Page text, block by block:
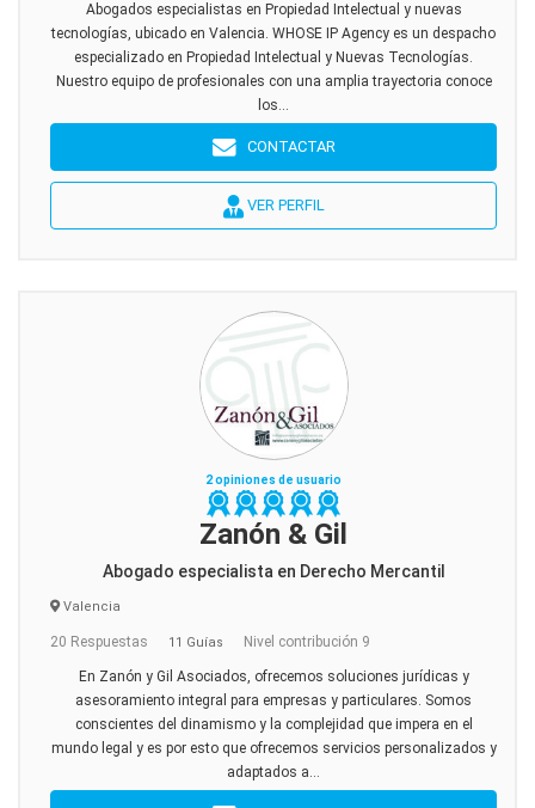
Abogados especialistas en Propiedad Intelectual y nuevas
tecnologías, ubicado en Valencia. WHOSE IP Agency es un despacho
especializado en Propiedad Intelectual y Nuevas Tecnologías.
Nuestro equipo de profesionales con una amplia trayectoria conoce
los...
CONTACTAR
VER PERFIL
2 opiniones de usuario
Zanón & Gil
Abogado especialista en Derecho Mercantil
Valencia
20 Respuestas 11 Guías Nivel contribución 9
En Zanón y Gil Asociados, ofrecemos soluciones jurídicas y
asesoramiento integral para empresas y particulares. Somos
conscientes del dinamismo y la complejidad que impera en el
mundo legal y es por esto que ofrecemos servicios personalizados y
adaptados a...